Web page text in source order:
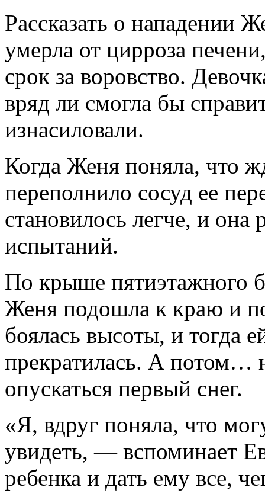
Рассказать о нападении
умерла от цирроза
срок за воровство.
вряд ли смогла бы
изнасиловали.
Когда Женя поняла, что
переполнило сосуд ее
становилось легче, и она
испытаний.
По крыше пятиэтажного
Женя подошла к краю и
боялась высоты, и тогда
прекратилась. А потом…
опускаться первый снег.
«Я, вдруг поняла, что
увидеть, — вспоминает
ребенка и дать ему все,